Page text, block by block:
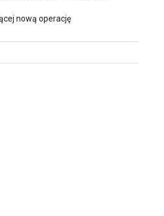
nową operację